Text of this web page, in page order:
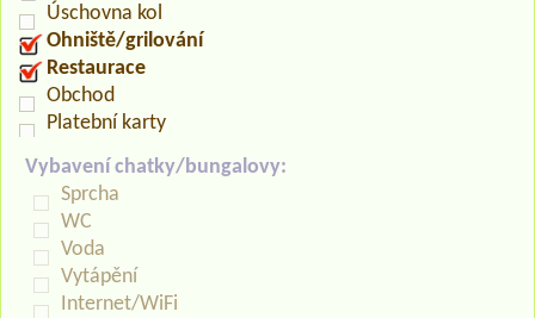
Úschovna kol
Ohniště/grilování
Restaurace
Obchod
Platební karty
Vybavení chatky/bungalovy:
Sprcha
WC
Voda
Vytápění
Internet/WiFi